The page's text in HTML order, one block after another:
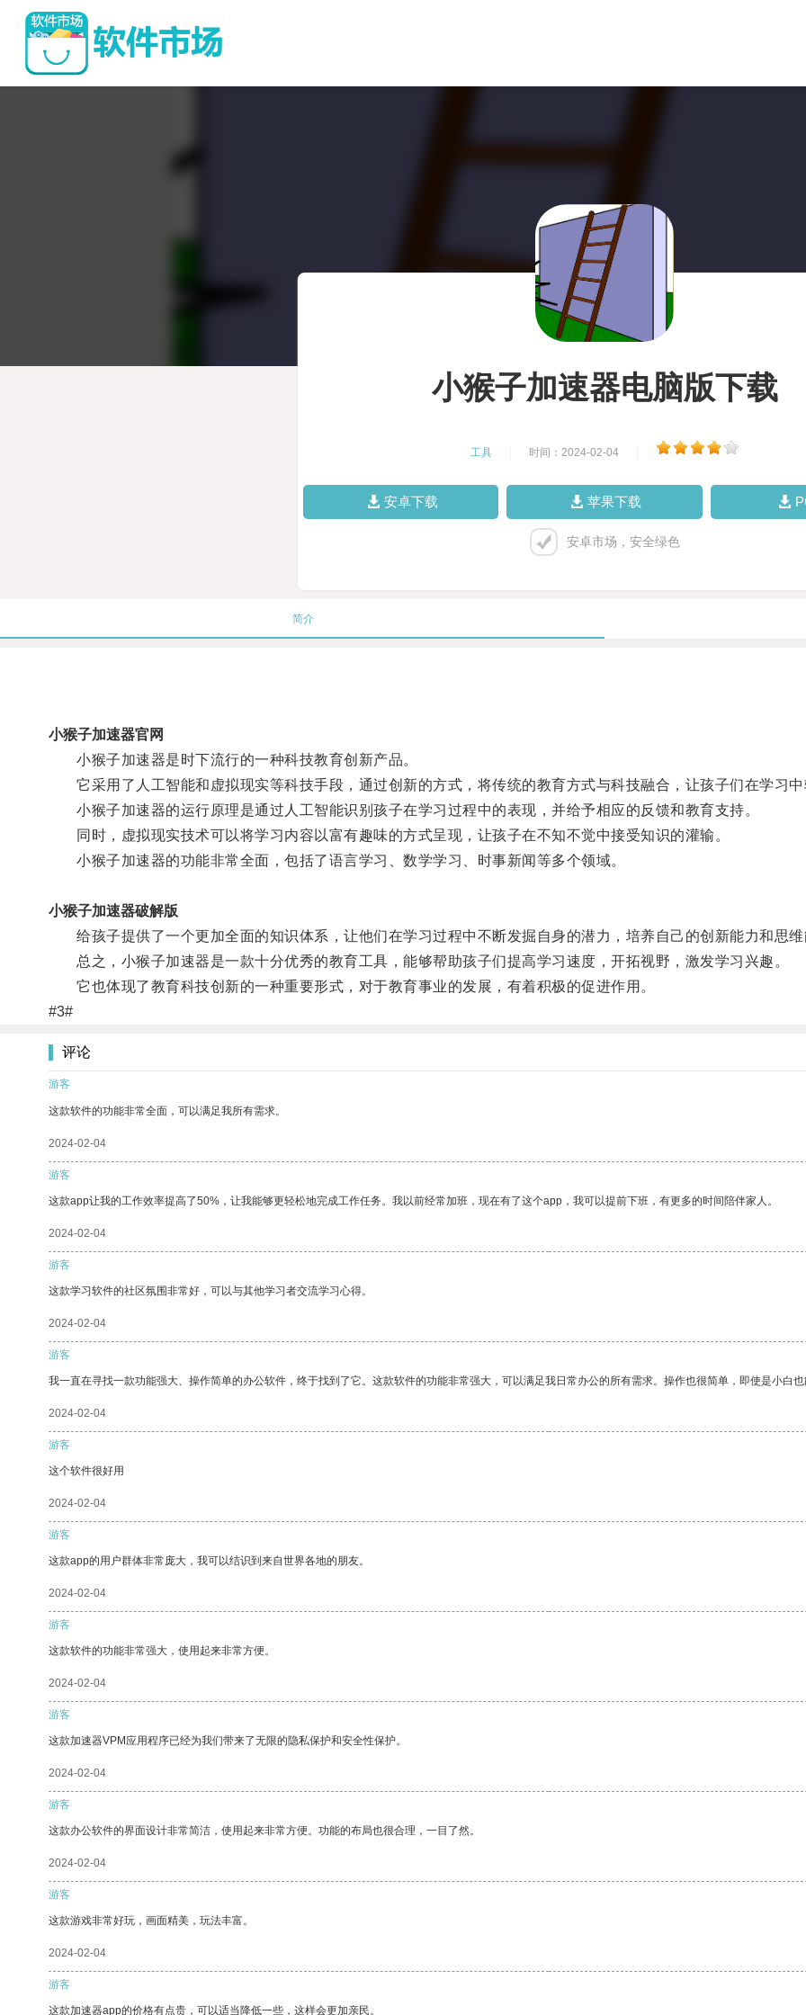
小猴子加速器电脑版下载
工具 时间：2024-02-04
安卓下载 苹果下载
安卓市场，安全绿色
简介
小猴子加速器官网
小猴子加速器是时下流行的一种科技教育创新产品。
它采用了人工智能和虚拟现实等科技手段，通过创新的方式，将传统的教育方式与科技融合，让孩子们在学习中
小猴子加速器的运行原理是通过人工智能识别孩子在学习过程中的表现，并给予相应的反馈和教育支持。
同时，虚拟现实技术可以将学习内容以富有趣味的方式呈现，让孩子在不知不觉中接受知识的灌输。
小猴子加速器的功能非常全面，包括了语言学习、数学学习、时事新闻等多个领域。
小猴子加速器破解版
给孩子提供了一个更加全面的知识体系，让他们在学习过程中不断发掘自身的潜力，培养自己的创新能力和思维
总之，小猴子加速器是一款十分优秀的教育工具，能够帮助孩子们提高学习速度，开拓视野，激发学习兴趣。
它也体现了教育科技创新的一种重要形式，对于教育事业的发展，有着积极的促进作用。
#3#
评论
游客
这款软件的功能非常全面，可以满足我所有需求。
2024-02-04
游客
这款app让我的工作效率提高了50%，让我能够更轻松地完成工作任务。我以前经常加班，现在有了这个app，我可以提前下班，有更多的时间陪伴家人。
2024-02-04
游客
这款学习软件的社区氛围非常好，可以与其他学习者交流学习心得。
2024-02-04
游客
我一直在寻找一款功能强大、操作简单的办公软件，终于找到了它。这款软件的功能非常强大，可以满足我日常办公的所有需求。操作也很简单，即使是小白也
2024-02-04
游客
这个软件很好用
2024-02-04
游客
这款app的用户群体非常庞大，我可以结识到来自世界各地的朋友。
2024-02-04
游客
这款软件的功能非常强大，使用起来非常方便。
2024-02-04
游客
这款加速器VPM应用程序已经为我们带来了无限的隐私保护和安全性保护。
2024-02-04
游客
这款办公软件的界面设计非常简洁，使用起来非常方便。功能的布局也很合理，一目了然。
2024-02-04
游客
这款游戏非常好玩，画面精美，玩法丰富。
2024-02-04
游客
这款加速器app的价格有点贵，可以适当降低一些，这样会更加亲民。